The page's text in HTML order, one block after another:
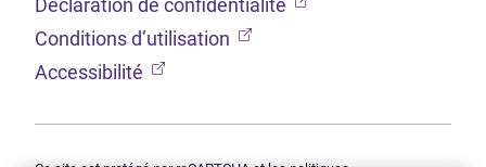
Déclaration de confidentialité
Conditions d’utilisation (Ouvre dans un nouvel
Accessibilité (Ouvre dans un nouvel onglet)